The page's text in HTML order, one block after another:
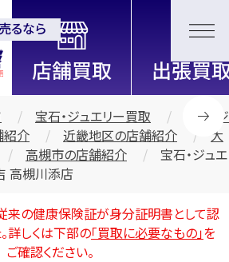
開中！信頼と実績の買取専門店「買取大
るなら
宝石・ジュエリー買取
宝石・ジ
紹介
近畿地区の店舗紹介
大
高槻市の店舗紹介
宝石・ジュエ
高槻川添店
来の健康保険証が身分証明書として認
詳しくは下部の「買取に必要なもの」を
ご確認ください。